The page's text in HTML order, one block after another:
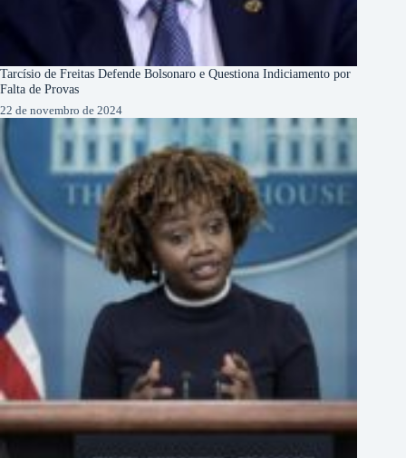
Tarcísio de Freitas Defende Bolsonaro e Questiona Indiciamento por
Falta de Provas
22 de novembro de 2024